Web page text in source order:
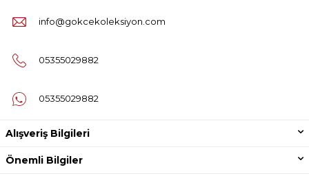
info@gokcekoleksiyon.com
05355029882
05355029882
Alışveriş Bilgileri
Önemli Bilgiler